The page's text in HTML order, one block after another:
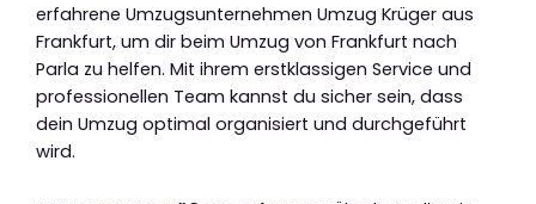
erfahrene Umzugsunternehmen Umzug Krüger aus
Frankfurt, um dir beim Umzug von Frankfurt nach
Parla zu helfen. Mit ihrem erstklassigen Service und
professionellen Team kannst du sicher sein, dass
dein Umzug optimal organisiert und durchgeführt
wird.